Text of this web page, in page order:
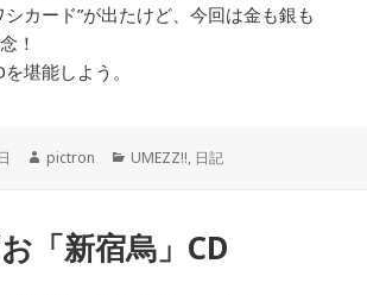
シカード”が出たけど、今回は金も銀も
！
堪能しよう。
作
pictron
カ
ー
UMEZZ!!, 日記
「新宿烏」CD